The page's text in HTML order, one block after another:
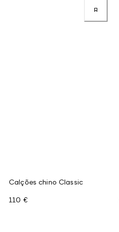
Calções chino Classic
110 €